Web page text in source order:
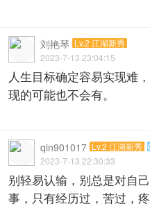
刘艳琴 Lv.2 江湖新秀
2023-7-13 23:04:15
人生目标确定容易实现难
现的可能也不会有。
qin901017 Lv.2 江湖新秀
2023-7-13 22:30:33
别轻易认输，别总是对自
事，只有经历过，苦过，疼